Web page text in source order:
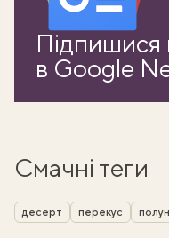
Підпишися
в Google
Смачні теги
десерт перекус